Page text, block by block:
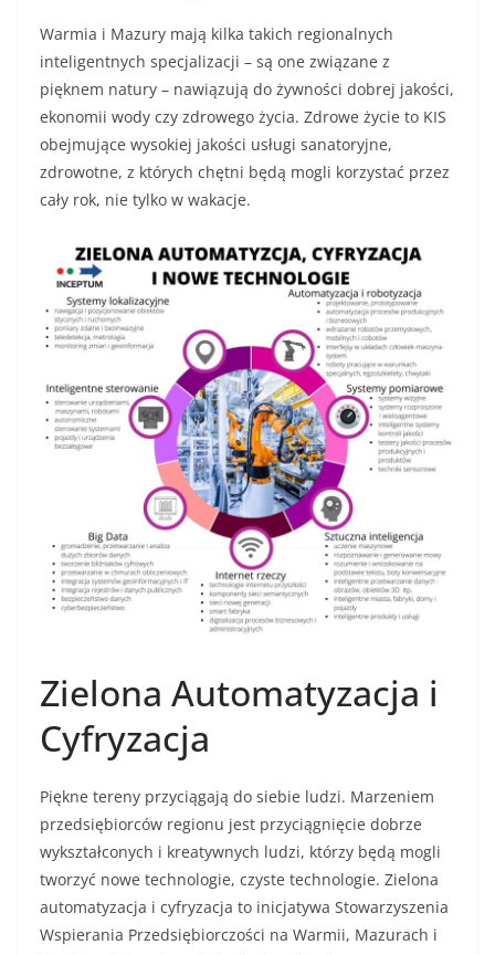
Warmia i Mazury mają kilka takich regionalnych
inteligentnych specjalizacji – są one związane z
pięknem natury – nawiązują do żywności dobrej jakości,
ekonomii wody czy zdrowego życia. Zdrowe życie to KIS
obejmujące wysokiej jakości usługi sanatoryjne,
zdrowotne, z których chętni będą mogli korzystać przez
cały rok, nie tylko w wakacje.
Zielona Automatyzacja i
Cyfryzacja
Piękne tereny przyciągają do siebie ludzi. Marzeniem
przedsiębiorców regionu jest przyciągnięcie dobrze
wykształconych i kreatywnych ludzi, którzy będą mogli
tworzyć nowe technologie, czyste technologie. Zielona
automatyzacja i cyfryzacja to inicjatywa Stowarzyszenia
Wspierania Przedsiębiorczości na Warmii, Mazurach i